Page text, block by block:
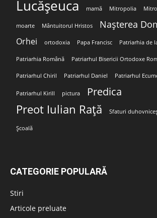
Lucășeuca mamă Mitropolia
moarte Mântuitorul Hristos Nașterea
Orhei ortodoxia Papa Francisc Patriarhia de
Patriarhia Română Patriarhul Bisericii Ortodoxe
Patriarhul Chiril Patriarhul Daniel Patriarhul
Patriarhul Kirill pictura Predica
Preot Iulian Rață Sfaturi
Școală
CATEGORIE POPULARĂ
Stiri
Articole preluate